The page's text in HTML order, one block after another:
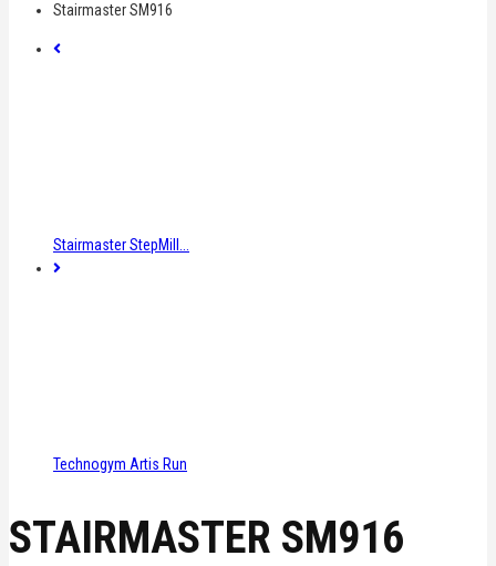
Stairmaster SM916
Stairmaster StepMill...
Technogym Artis Run
STAIRMASTER SM916